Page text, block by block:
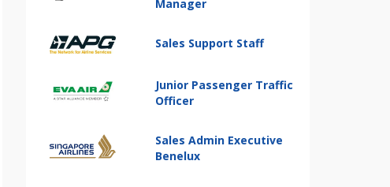
Manager
Sales Support Staff
Junior Passenger Traffic
Officer
Sales Admin Executive
Benelux